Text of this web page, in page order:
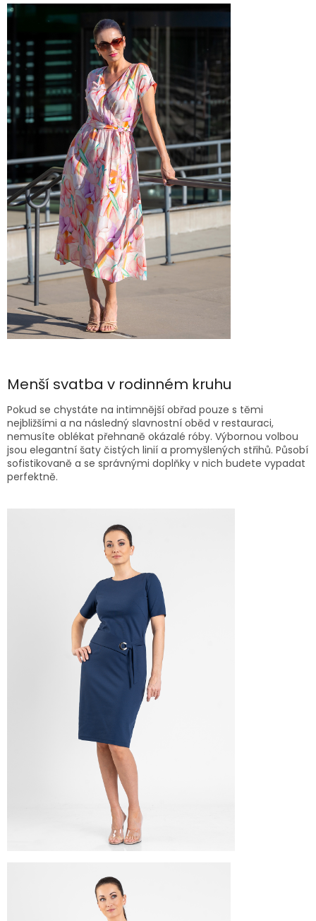
Menší svatba v rodinném kruhu
Pokud se chystáte na intimnější obřad pouze s těmi
nejbližšími a na následný slavnostní oběd v restauraci,
nemusíte oblékat přehnaně okázalé róby. Výbornou volbou
jsou elegantní šaty čistých linií a promyšlených střihů. Působí
sofistikovaně a se správnými doplňky v nich budete vypadat
perfektně.